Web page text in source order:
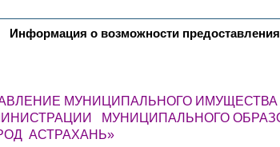
Информация о возможности
МУНИЦИПАЛЬНОГО ИМУЩЕСТВА
МУНИЦИПАЛЬНОГО
АСТРАХАНЬ»